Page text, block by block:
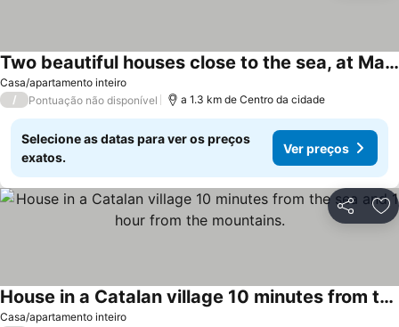
Casa/apartamento inteiro
Two beautiful houses close to the sea, at Mas Blanc de Boaça for 19 people
/ Pontuação não disponível a 1.3 km de Centro da cidade
Selecione as datas para ver os preços
exatos.
Ver preços
Partilhar
Casa/apartamento inteiro
House in a Catalan village 10 minutes from the sea and 1 hour from the mountains.